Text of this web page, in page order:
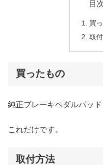
目
買
取
買ったもの
純正ブレーキペダルパッ
これだけです。
取付方法